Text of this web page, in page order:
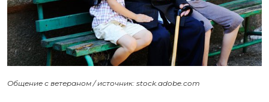
Общение с ветераном / источник: stock.adobe.com